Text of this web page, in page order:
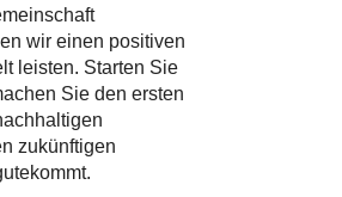
wir einen positiven
leisten. Starten Sie
Sie den ersten
zukünftigen